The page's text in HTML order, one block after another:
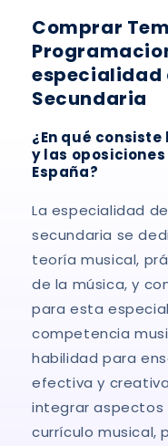
Comprar
especialidad
Secundaria
¿En qué
y las
España?
La especialidad
secundaria se
teoría musical,
de la música, y
para esta
competencia
habilidad para
efectiva y
integrar aspectos
currículo musical,